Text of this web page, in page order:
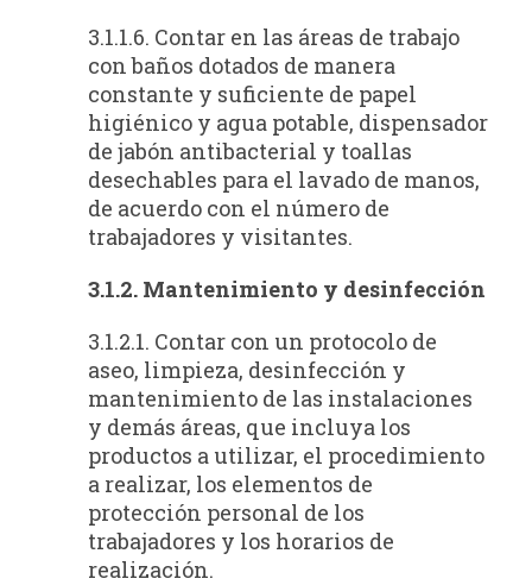
3.1.1.6. Contar en las áreas de trabajo
con baños dotados de manera
constante y suficiente de papel
higiénico y agua potable, dispensador
de jabón antibacterial y toallas
desechables para el lavado de manos,
de acuerdo con el número de
trabajadores y visitantes.
3.1.2. Mantenimiento y desinfección
3.1.2.1. Contar con un protocolo de
aseo, limpieza, desinfección y
mantenimiento de las instalaciones
y demás áreas, que incluya los
productos a utilizar, el procedimiento
a realizar, los elementos de
protección personal de los
trabajadores y los horarios de
realización.